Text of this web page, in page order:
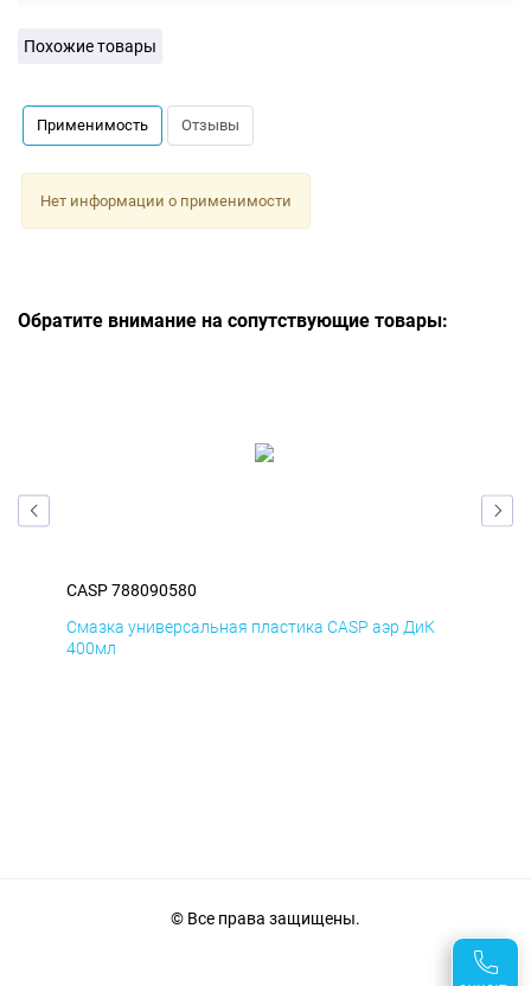
Похожие товары
Применимость Отзывы
Нет информации о применимости
Обратите внимание на сопутствующие товары:
CASP 788090580
Смазка универсальная пластика CASP аэр ДиК
400мл
© Все права защищены.